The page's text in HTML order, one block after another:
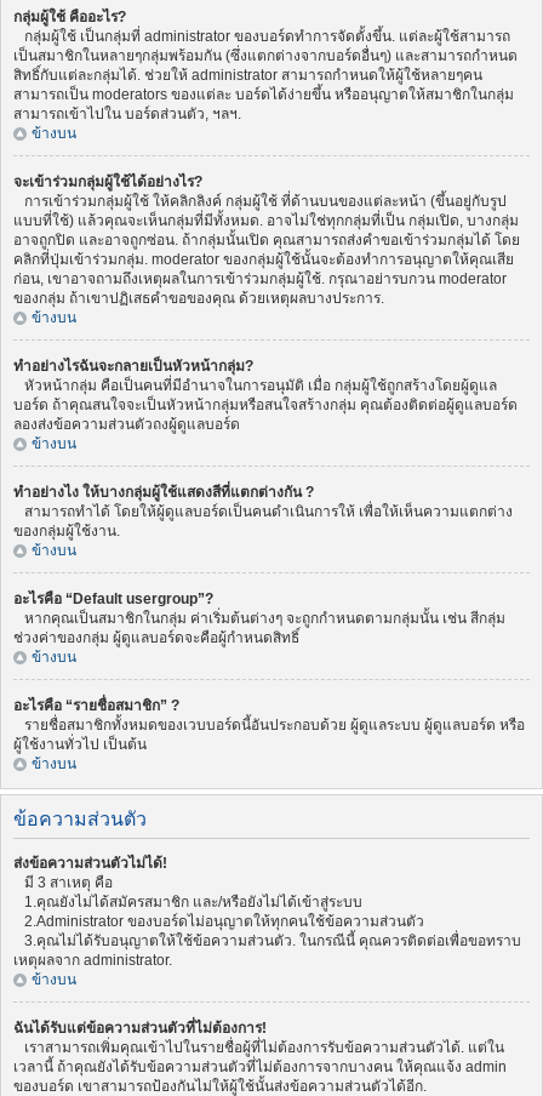
กลุ่มผู้ใช้ คืออะไร?
กลุ่มผู้ใช้ เป็นกลุ่มที่ administrator ของบอร์ดทำการจัดตั้งขึ้น. แต่ละผู้ใช้สามารถ
เป็นสมาชิกในหลายๆกลุ่มพร้อมกัน (ซึ่งแตกต่างจากบอร์ดอื่นๆ) และสามารถกำหนด
สิทธิ์กับแต่ละกลุ่มได้. ช่วยให้ administrator สามารถกำหนดให้ผู้ใช้หลายๆคน
สามารถเป็น moderators ของแต่ละ บอร์ดได้ง่ายขึ้น หรืออนุญาตให้สมาชิกในกลุ่ม
สามารถเข้าไปใน บอร์ดส่วนตัว, ฯลฯ.
ข้างบน
จะเข้าร่วมกลุ่มผู้ใช้ได้อย่างไร?
การเข้าร่วมกลุ่มผู้ใช้ ให้คลิกลิงค์ กลุ่มผู้ใช้ ที่ด้านบนของแต่ละหน้า (ขึ้นอยู่กับรูป
แบบที่ใช้) แล้วคุณจะเห็นกลุ่มที่มีทั้งหมด. อาจไม่ใช่ทุกกลุ่มที่เป็น กลุ่มเปิด, บางกลุ่ม
อาจถูกปิด และอาจถูกซ่อน. ถ้ากลุ่มนั้นเปิด คุณสามารถส่งคำขอเข้าร่วมกลุ่มได้ โดย
คลิกที่ปุ่มเข้าร่วมกลุ่ม. moderator ของกลุ่มผู้ใช้นั้นจะต้องทำการอนุญาตให้คุณเสีย
ก่อน, เขาอาจถามถึงเหตุผลในการเข้าร่วมกลุ่มผู้ใช้. กรุณาอย่ารบกวน moderator
ของกลุ่ม ถ้าเขาปฏิเสธคำขอของคุณ ด้วยเหตุผลบางประการ.
ข้างบน
ทำอย่างไรฉันจะกลายเป็นหัวหน้ากลุ่ม?
หัวหน้ากลุ่ม คือเป็นคนที่มีอำนาจในการอนุมัติ เมื่อ กลุ่มผู้ใช้ถูกสร้างโดยผู้ดูแล
บอร์ด ถ้าคุณสนใจจะเป็นหัวหน้ากลุ่มหรือสนใจสร้างกลุ่ม คุณต้องติดต่อผู้ดูแลบอร์ด
ลองส่งข้อความส่วนตัวถงผู้ดูแลบอร์ด
ข้างบน
ทำอย่างไง ให้บางกลุ่มผู้ใช้แสดงสีที่แตกต่างกัน ?
สามารถทำได้ โดยให้ผู้ดูแลบอร์ดเป็นคนดำเนินการให้ เพื่อให้เห็นความแตกต่าง
ของกลุ่มผู้ใช้งาน.
ข้างบน
อะไรคือ “Default usergroup”?
หากคุณเป็นสมาชิกในกลุ่ม ค่าเริ่มต้นต่างๆ จะถูกกำหนดตามกลุ่มนั้น เช่น สีกลุ่ม
ช่วงค่าของกลุ่ม ผู้ดูแลบอร์ดจะคือผู้กำหนดสิทธิ์
ข้างบน
อะไรคือ “รายชื่อสมาชิก” ?
รายชื่อสมาชิกทั้งหมดของเวบบอร์ดนี้อันประกอบด้วย ผู้ดูแลระบบ ผู้ดูแลบอร์ด หรือ
ผู้ใช้งานทั่วไป เป็นต้น
ข้างบน
ข้อความส่วนตัว
ส่งข้อความส่วนตัวไม่ได้!
มี 3 สาเหตุ คือ
1.คุณยังไม่ได้สมัครสมาชิก และ/หรือยังไม่ได้เข้าสู่ระบบ
2.Administrator ของบอร์ดไม่อนุญาตให้ทุกคนใช้ข้อความส่วนตัว
3.คุณไม่ได้รับอนุญาตให้ใช้ข้อความส่วนตัว. ในกรณีนี้ คุณควรติดต่อเพื่อขอทราบ
เหตุผลจาก administrator.
ข้างบน
ฉันได้รับแต่ข้อความส่วนตัวที่ไม่ต้องการ!
เราสามารถเพิ่มคุณเข้าไปในรายชื่อผู้ที่ไม่ต้องการรับข้อความส่วนตัวได้. แต่ใน
เวลานี้ ถ้าคุณยังได้รับข้อความส่วนตัวที่ไม่ต้องการจากบางคน ให้คุณแจ้ง admin
ของบอร์ด เขาสามารถป้องกันไม่ให้ผู้ใช้นั้นส่งข้อความส่วนตัวได้อีก.